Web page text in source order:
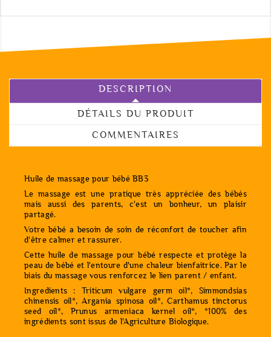
DESCRIPTION
DÉTAILS DU PRODUIT
COMMENTAIRES
Huile de massage pour bébé BB3
Le massage est une pratique très appréciée des bébés
mais aussi des parents, c'est un bonheur, un plaisir
partagé.
Votre bébé a besoin de soin de réconfort de toucher afin
d'être calmer et rassurer.
Cette huile de massage pour bébé respecte et protège la
peau de bébé et l'entoure d'une chaleur bienfaitrice. Par le
biais du massage vous renforcez le lien parent / enfant.
Ingredients : Triticum vulgare germ oil*, Simmondsias
chinensis oil*, Argania spinosa oil*, Carthamus tinctorus
seed oil*, Prunus armeniaca kernel oil*, *100% des
ingrédients sont issus de l'Agriculture Biologique.